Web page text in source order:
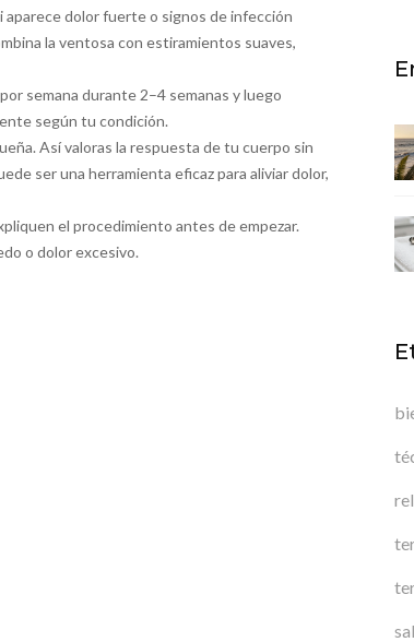
aparece dolor fuerte o signos de infección
la ventosa con estiramientos suaves,
semana durante 2–4 semanas y luego
según tu condición.
Así valoras la respuesta de tu cuerpo sin
ser una herramienta eficaz para aliviar dolor,
el procedimiento antes de empezar.
o dolor excesivo.